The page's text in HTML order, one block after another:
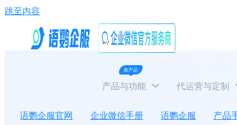
跳至内容
新产品
产品与功能 代运营与定制
语鹦企服官网 企业微信手册 语鹦企服 产品